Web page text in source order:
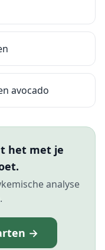
avocado
het met je
analyse
→